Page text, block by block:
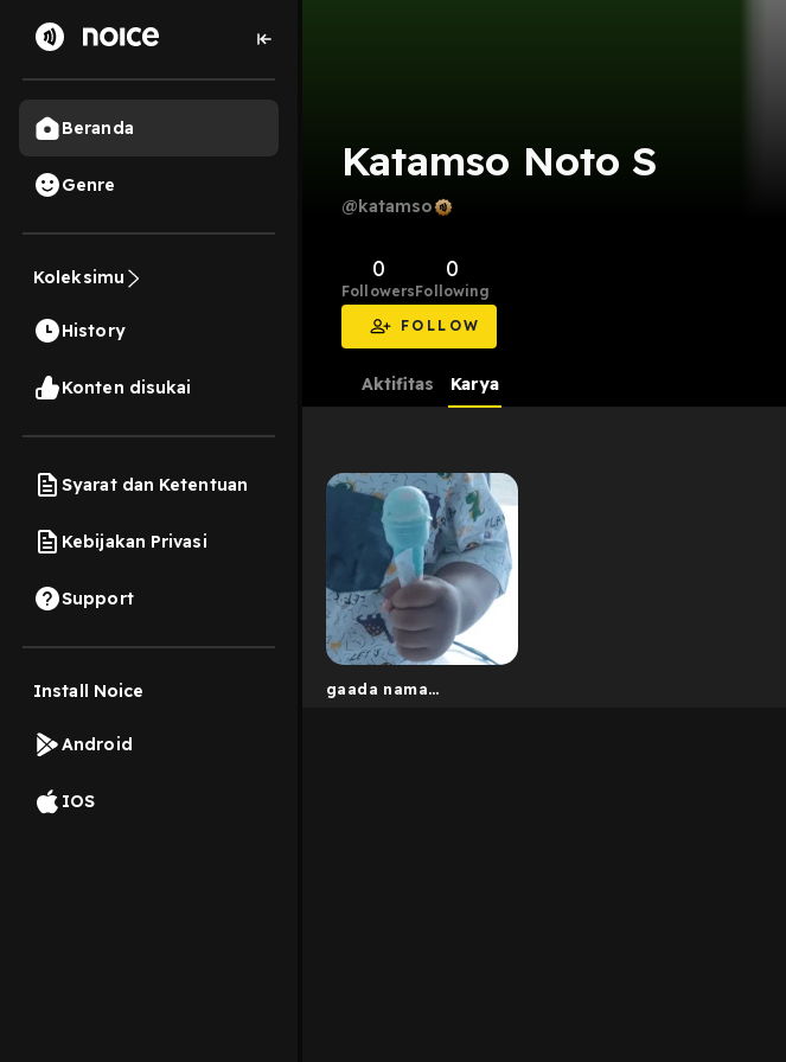
Beranda
Genre
Koleksimu
History
Konten disukai
Syarat dan Ketentuan
Kebijakan Privasi
Support
Install Noice
Android
IOS
Katamso Noto S
@katamso
0
Followers
0
Following
FOLLOW
Aktifitas Karya
gaada nama